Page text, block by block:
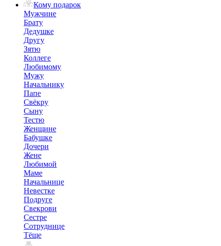
Кому подарок
Мужчине
Брату
Дедушке
Другу
Зятю
Коллеге
Любимому
Мужу
Начальнику
Папе
Свёкру
Сыну
Тестю
Женщине
Бабушке
Дочери
Жене
Любимой
Маме
Начальнице
Невестке
Подруге
Свекрови
Сестре
Сотруднице
Тёще